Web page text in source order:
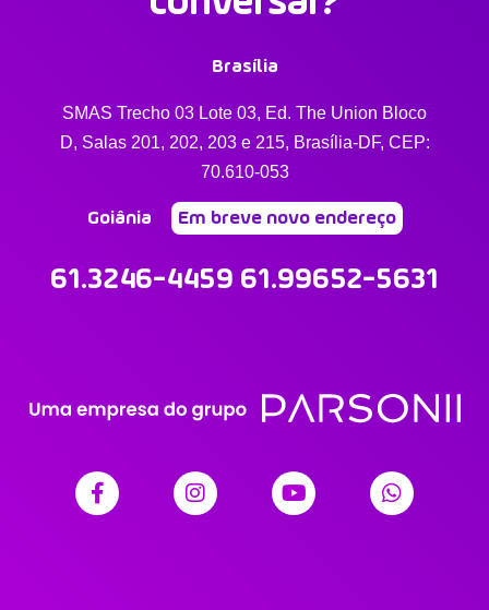
Brasília
SMAS Trecho 03 Lote 03, Ed. The Union Bloco
D, Salas 201, 202, 203 e 215, Brasília-DF, CEP:
70.610-053
Goiânia Em breve novo endereço
61.3246-4459 61.99652-5631